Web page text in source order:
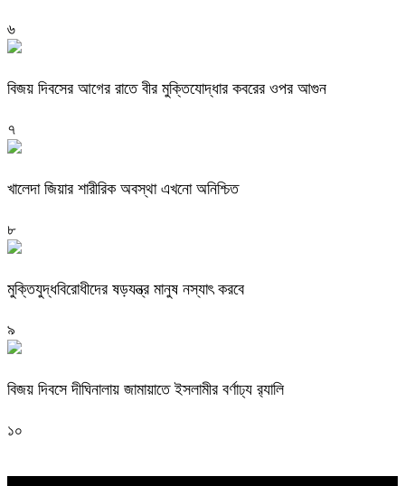
৬
বিজয় দিবসের আগের রাতে বীর মুক্তিযোদ্ধার কবরের ওপর আগুন
৭
খালেদা জিয়ার শারীরিক অবস্থা এখনো অনিশ্চিত
৮
মুক্তিযুদ্ধবিরোধীদের ষড়যন্ত্র মানুষ নস্যাৎ করবে
৯
বিজয় দিবসে দীঘিনালায় জামায়াতে ইসলামীর বর্ণাঢ্য র‍্যালি
১০